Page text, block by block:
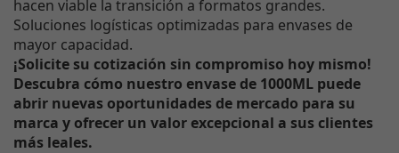
hacen viable la transición a formatos grandes.
Soluciones logísticas optimizadas para envases de
mayor capacidad.
¡Solicite su cotización sin compromiso hoy mismo!
Descubra cómo nuestro envase de 1000ML puede
abrir nuevas oportunidades de mercado para su
marca y ofrecer un valor excepcional a sus clientes
más leales.